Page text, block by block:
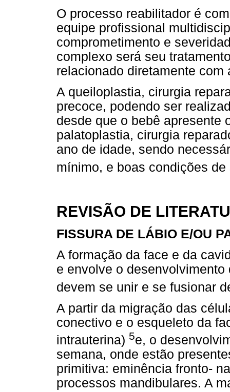
O processo reabilitador é
equipe profissional
comprometimento e
complexo será seu
relacionado diretamente
A queiloplastia, cirurgia
precoce, podendo ser
desde que o bebê apresente
palatoplastia, cirurgia
ano de idade, sendo
mínimo, e boas condições de
REVISÃO DE
FISSURA DE LÁBIO E/OU
A formação da face e da
e envolve o
devem se unir e se fusionar
A partir da migração das
conectivo e o esqueleto da
intrauterina) 5e, o
semana, onde estão
primitiva: eminência fronto-
processos mandibulares. A